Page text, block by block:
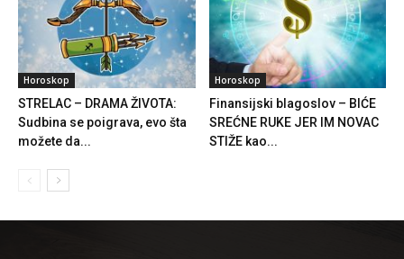
Horoskop
STRELAC – DRAMA ŽIVOTA:
Sudbina se poigrava, evo šta
možete da...
Horoskop
Finansijski blagoslov – BIĆE
SREĆNE RUKE JER IM NOVAC
STIŽE kao...